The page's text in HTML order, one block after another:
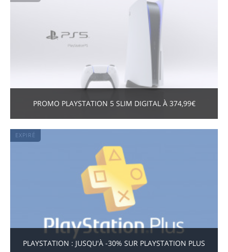
PROMO PLAYSTATION 5 SLIM DIGITAL À 374,99€
EXPIRÉ
PLAYSTATION : JUSQU'À -30% SUR PLAYSTATION PLUS